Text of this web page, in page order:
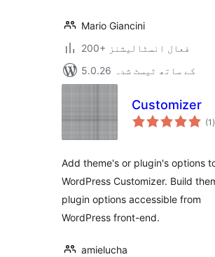
Mario Giancini
200+ فعال انسٹالیشنز
5.0.26 کے ساتھ ٹیسٹ شدہ
Customizer
(1 )
Add theme's or plugin's options
WordPress Customizer. Build
plugin options accessible from
WordPress front-end.
amielucha